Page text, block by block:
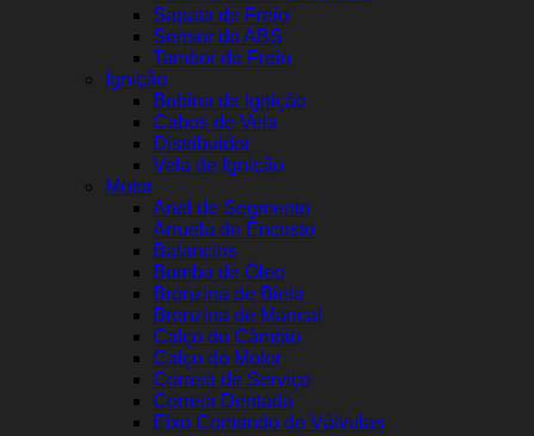
Sapata de Freio
Sensor do ABS
Tambor de Freio
Ignição
Bobina de Ignição
Cabos de Vela
Distribuidor
Vela de Ignição
Motor
Anel de Segmento
Arruela de Encosto
Balancins
Bomba de Óleo
Bronzina de Biela
Bronzina de Mancal
Calço do Câmbio
Calço do Motor
Correia de Serviço
Correia Dentada
Eixo Comando de Válvulas